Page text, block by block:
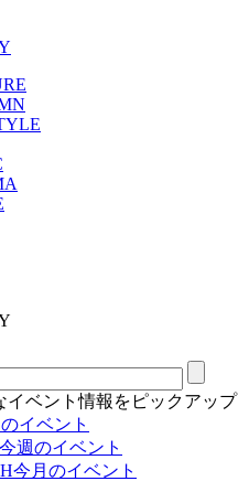
イベント情報をピックアップ
イベント
今週のイベント
今月のイベント